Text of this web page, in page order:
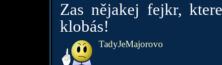
Zas nějakej fejkr,
klobás!
TadyJeMajorovo